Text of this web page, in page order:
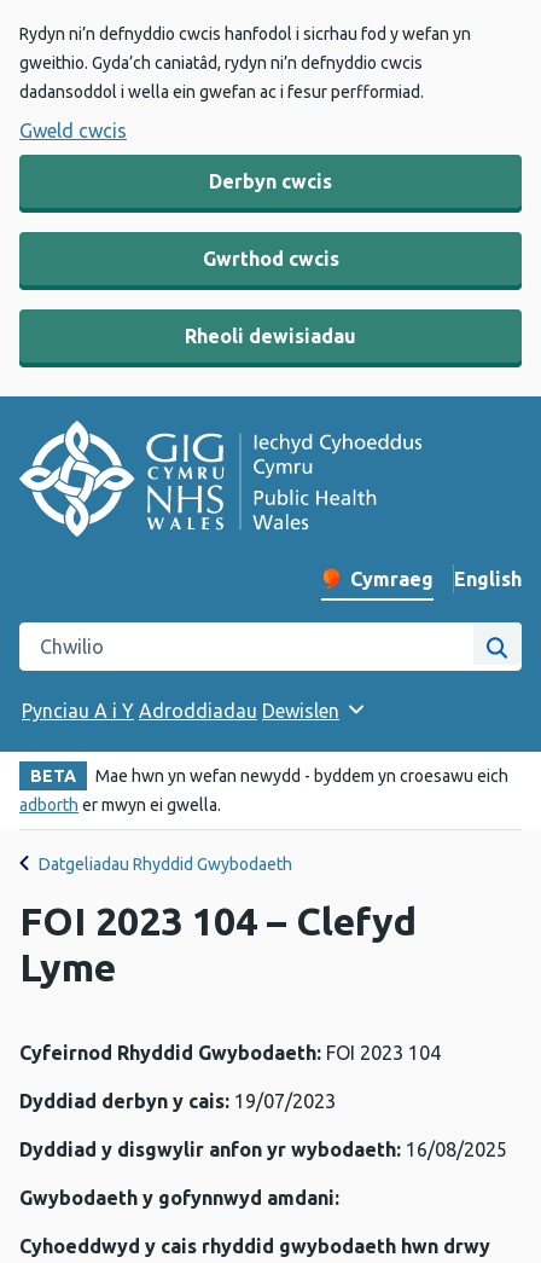
Rydyn ni’n defnyddio cwcis hanfodol i sicrhau fod y wefan yn
gweithio. Gyda’ch caniatâd, rydyn ni’n defnyddio cwcis
dadansoddol i wella ein gwefan ac i fesur perfformiad.
Gweld cwcis
Derbyn cwcis
Gwrthod cwcis
Rheoli dewisiadau
Newid iaith y wefan
Cymraeg English
–
Chwilio gwefan Iechyd Cyhoeddus Cymru
Pynciau A i Y Adroddiadau Dewislen
BETA
Mae hwn yn wefan newydd - byddem yn croesawu eich
adborth er mwyn ei gwella.
Datgeliadau Rhyddid Gwybodaeth
FOI 2023 104 – Clefyd
Lyme
Cyfeirnod Rhyddid Gwybodaeth: FOI 2023 104
Dyddiad derbyn y cais: 19/07/2023
Dyddiad y disgwylir anfon yr wybodaeth: 16/08/2025
Gwybodaeth y gofynnwyd amdani:
Cyhoeddwyd y cais rhyddid gwybodaeth hwn drwy